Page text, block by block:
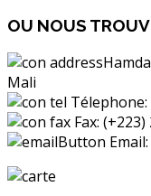
OU NOUS
Mali
Télephone:
Fax: